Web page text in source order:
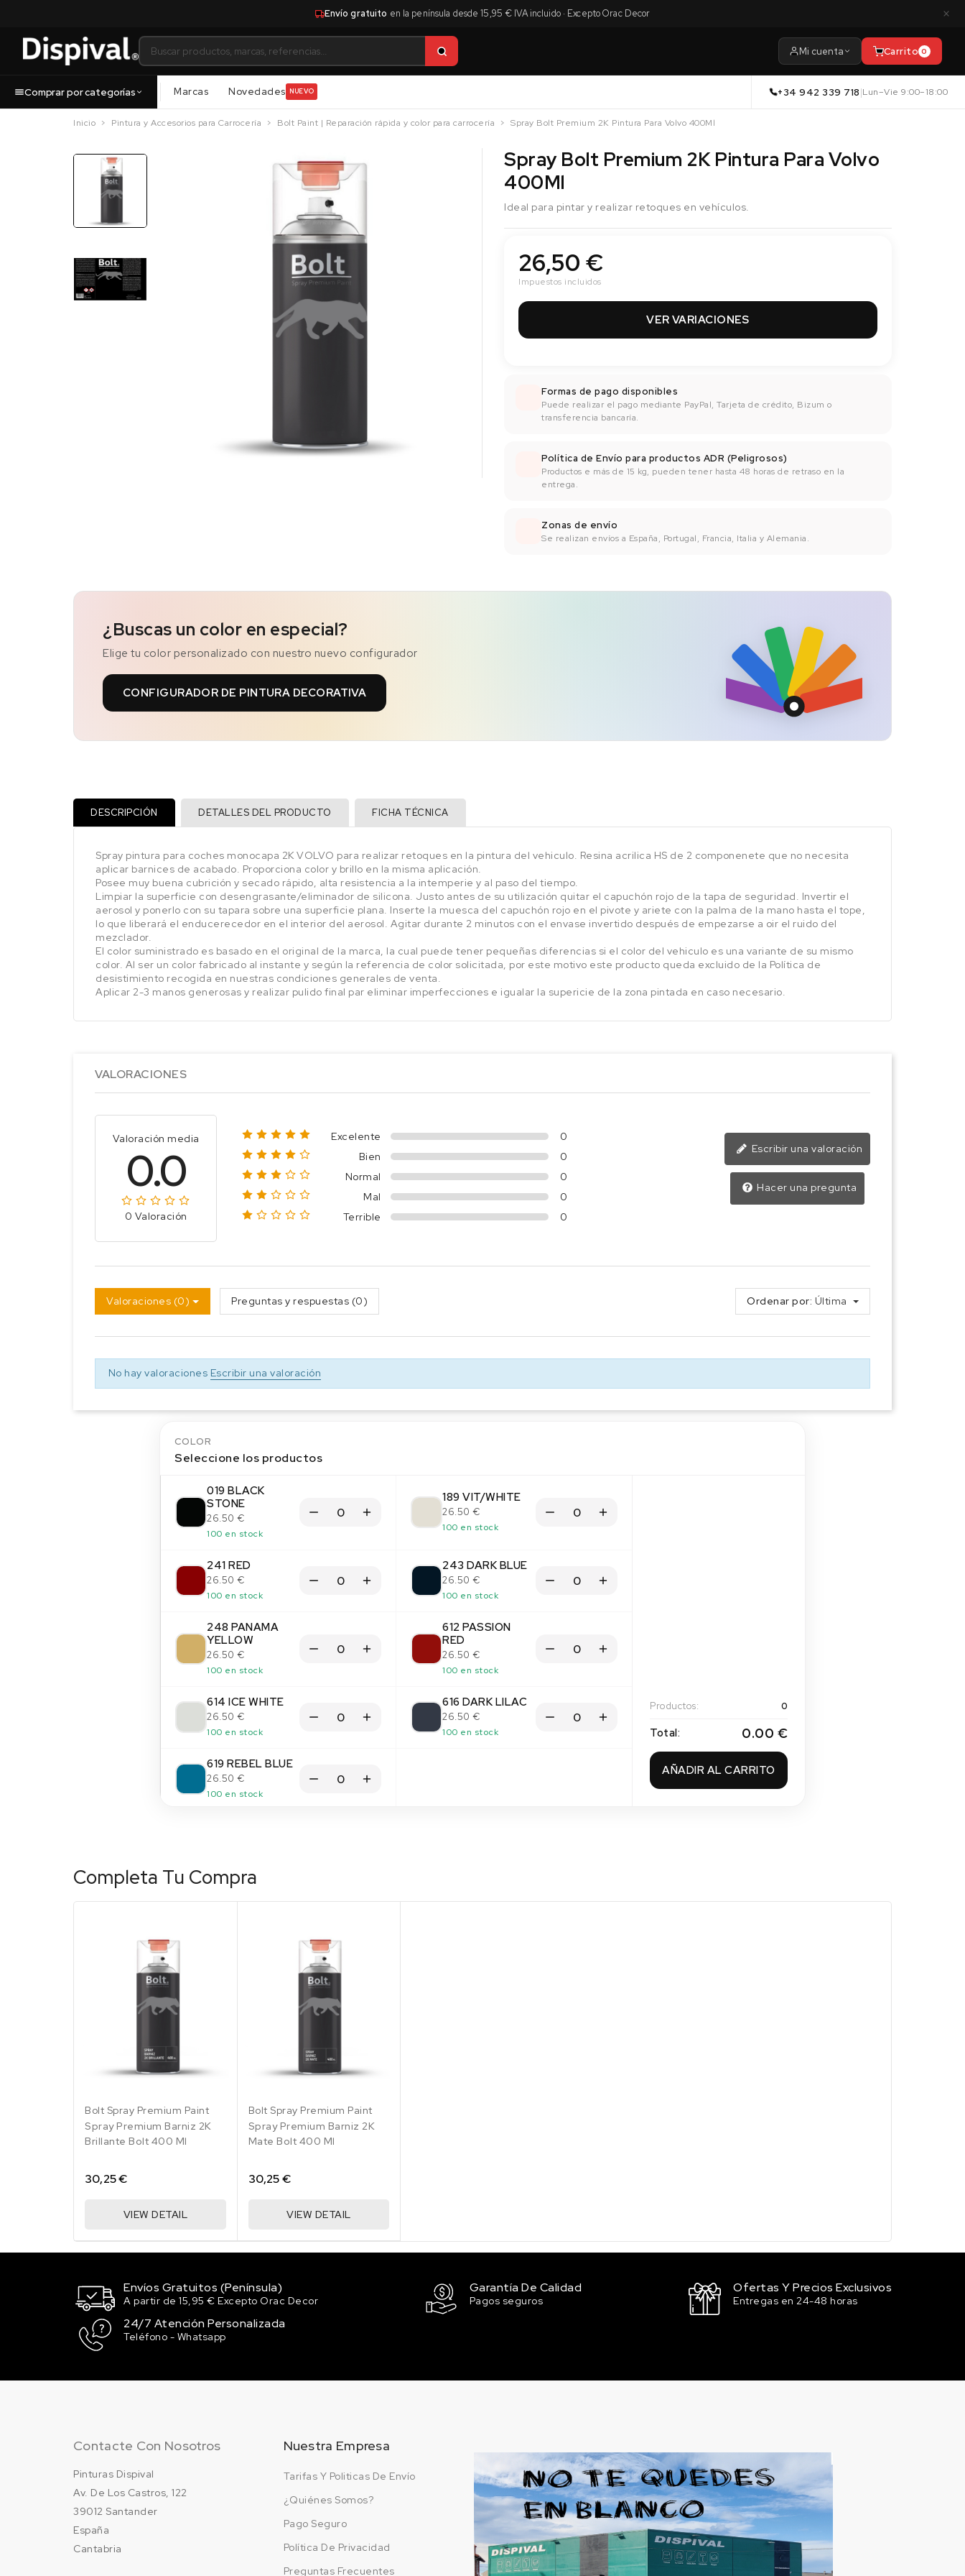
Envío gratuito en la península desde 15,95 € IVA incluido · Excepto Orac Decor ×
Mi cuenta Carrito 0
Comprar por categorías Marcas Novedades NUEVO +34 942 339 718|Lun–Vie 9:00–18:00
Inicio Pintura y Accesorios para Carrocería Bolt Paint | Reparación rápida y color para carrocería Spray Bolt Premium 2K Pintura Para Volvo 400Ml
Spray Bolt Premium 2K Pintura Para Volvo
400Ml
Ideal para pintar y realizar retoques en vehículos.
26,50 €
Impuestos incluidos
VER VARIACIONES
Formas de pago disponibles
Puede realizar el pago mediante PayPal, Tarjeta de crédito, Bizum o
transferencia bancaría.
Política de Envío para productos ADR (Peligrosos)
Productos e más de 15 kg, pueden tener hasta 48 horas de retraso en la
entrega.
Zonas de envío
Se realizan envíos a España, Portugal, Francia, Italia y Alemania.
¿Buscas un color en especial?
Elige tu color personalizado con nuestro nuevo configurador
CONFIGURADOR DE PINTURA DECORATIVA
DESCRIPCIÓN DETALLES DEL PRODUCTO FICHA TÉCNICA
Spray pintura para coches monocapa 2K VOLVO para realizar retoques en la pintura del vehiculo. Resina acrilica HS de 2 componenete que no necesita
aplicar barnices de acabado. Proporciona color y brillo en la misma aplicación.
Posee muy buena cubrición y secado rápido, alta resistencia a la intemperie y al paso del tiempo.
Limpiar la superficie con desengrasante/eliminador de silicona. Justo antes de su utilización quitar el capuchón rojo de la tapa de seguridad. Invertir el
aerosol y ponerlo con su tapara sobre una superficie plana. Inserte la muesca del capuchón rojo en el pivote y ariete con la palma de la mano hasta el tope,
lo que liberará el enducerecedor en el interior del aerosol. Agitar durante 2 minutos con el envase invertido después de empezarse a oir el ruido del
mezclador.
El color suministrado es basado en el original de la marca, la cual puede tener pequeñas diferencias si el color del vehiculo es una variante de su mismo
color. Al ser un color fabricado al instante y según la referencia de color solicitada, por este motivo este producto queda excluido de la Política de
desistimiento recogida en nuestras condiciones generales de venta.
Aplicar 2-3 manos generosas y realizar pulido final par eliminar imperfecciones e igualar la supericie de la zona pintada en caso necesario.
VALORACIONES
Valoración media
0.0
0 Valoración
Excelente
0
Bien
0
Normal
0
Mal
0
Terrible
0
Escribir una valoración
Hacer una pregunta
Valoraciones (0) Preguntas y respuestas (0) Ordenar por: Última
No hay valoraciones Escribir una valoración
COLOR
Seleccione los productos
019 BLACK
STONE
26.50 €
100 en stock
189 VIT/WHITE
26.50 €
100 en stock
241 RED
26.50 €
100 en stock
243 DARK BLUE
26.50 €
100 en stock
248 PANAMA
YELLOW
26.50 €
100 en stock
612 PASSION
RED
26.50 €
100 en stock
614 ICE WHITE
26.50 €
100 en stock
616 DARK LILAC
26.50 €
100 en stock
619 REBEL BLUE
26.50 €
100 en stock
Productos: 0
Total: 0.00 €
AÑADIR AL CARRITO
Completa Tu Compra
Bolt Spray Premium Paint
Spray Premium Barniz 2K
Brillante Bolt 400 Ml
30,25 €
VIEW DETAIL
Bolt Spray Premium Paint
Spray Premium Barniz 2K
Mate Bolt 400 Ml
30,25 €
VIEW DETAIL
Envíos Gratuitos (Península)
A partir de 15,95 € Excepto Orac Decor
Garantía De Calidad
Pagos seguros
Ofertas Y Precios Exclusivos
Entregas en 24-48 horas
24/7 Atención Personalizada
Teléfono - Whatsapp
Contacte Con Nosotros
Pinturas Dispival
Av. De Los Castros, 122
39012 Santander
España
Cantabria
Nuestra Empresa
Tarifas Y Politicas De Envío
¿Quiénes Somos?
Pago Seguro
Política De Privacidad
Preguntas Frecuentes